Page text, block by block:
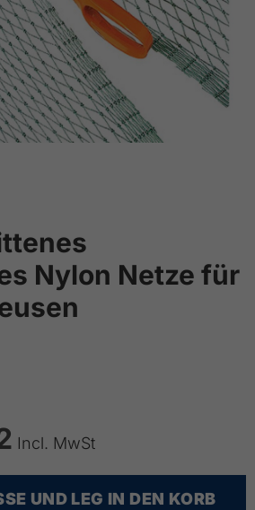
Nylon Netze für
Incl. MwSt
UND LEG IN DEN KORB